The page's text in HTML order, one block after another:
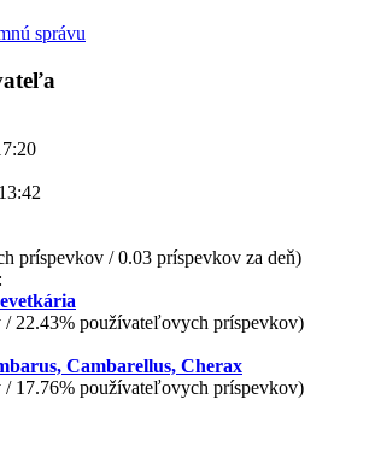
správu
príspevkov / 0.03 príspevkov za deň)
/ 22.43% používateľovych príspevkov)
Cambarellus, Cherax
/ 17.76% používateľovych príspevkov)